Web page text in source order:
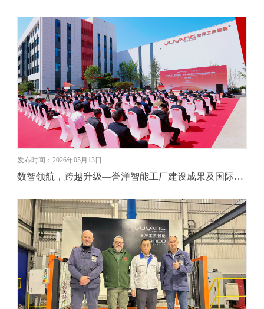
发布时间：2026年05月13日
数智领航，跨越升级—誉洋智能工厂建设成果及国际研讨会圆满落幕